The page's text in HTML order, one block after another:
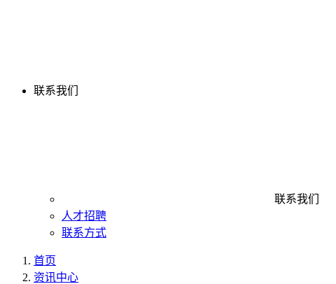
联系我们
联系我们
人才招聘
联系方式
首页
资讯中心